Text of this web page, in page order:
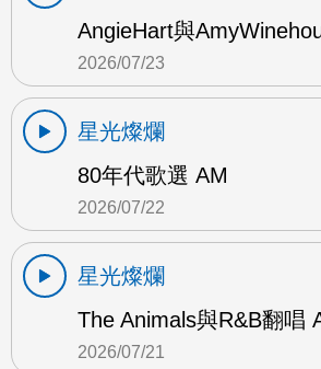
AngieHart與
2026/07/23
星光燦爛
80年代歌選 AM
2026/07/22
星光燦爛
The Animals與R&B翻唱
2026/07/21